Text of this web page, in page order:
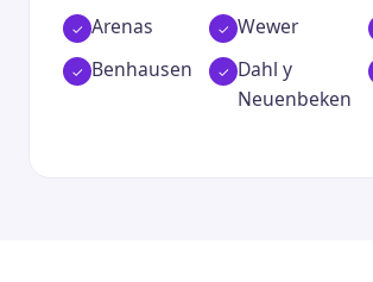
Arenas Wewer
Benhausen
Dahl y
Neuenbeken